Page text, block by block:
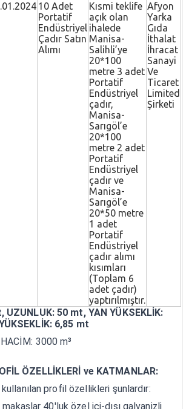
10 Adet
Portatif
Endüstriyel
Çadır Satın
Alımı
Kısmi teklife
açık olan
ihalede
Manisa-
Salihli’ye
20*100
metre 3 adet
Portatif
Endüstriyel
çadır,
Manisa-
Sarıgöl’e
20*100
metre 2 adet
Portatif
Endüstriyel
çadır ve
Manisa-
Sarıgöl’e
20*50 metre
1 adet
Portatif
Endüstriyel
çadır alımı
kısımları
(Toplam 6
adet çadır)
yaptırılmıştır.
Afyon
Yarka
Gıda
İthalat
İhracat
Sanayi
Ve
Ticaret
Limited
Şirketi
UZUNLUK: 50 mt, YAN YÜKSEKLİK:
6,85 mt
3000 m³
ÖZELLİKLERİ ve KATMANLAR:
kullanılan profil özellikleri şunlardır:
makaslar 40'luk özel içi-dışı galvanizli